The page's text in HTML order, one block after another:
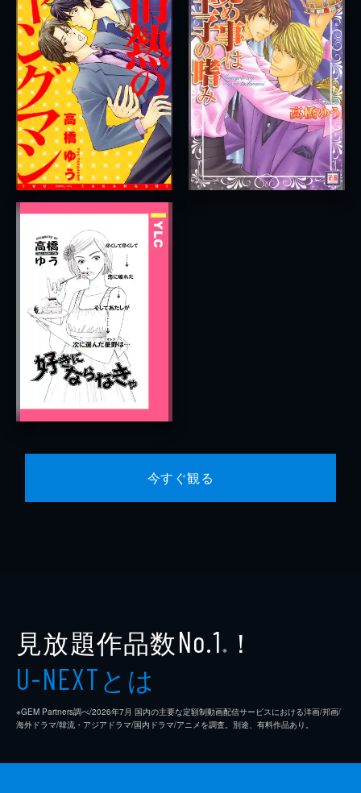
今すぐ観る
見放題作品数No.1 ※ ！
U-NEXTとは
※GEM Partners調べ/2026年7⽉ 国内の主要な定額制動画配信サービスにおける洋画/邦画/
海外ドラマ/韓流・アジアドラマ/国内ドラマ/アニメを調査。別途、有料作品あり。